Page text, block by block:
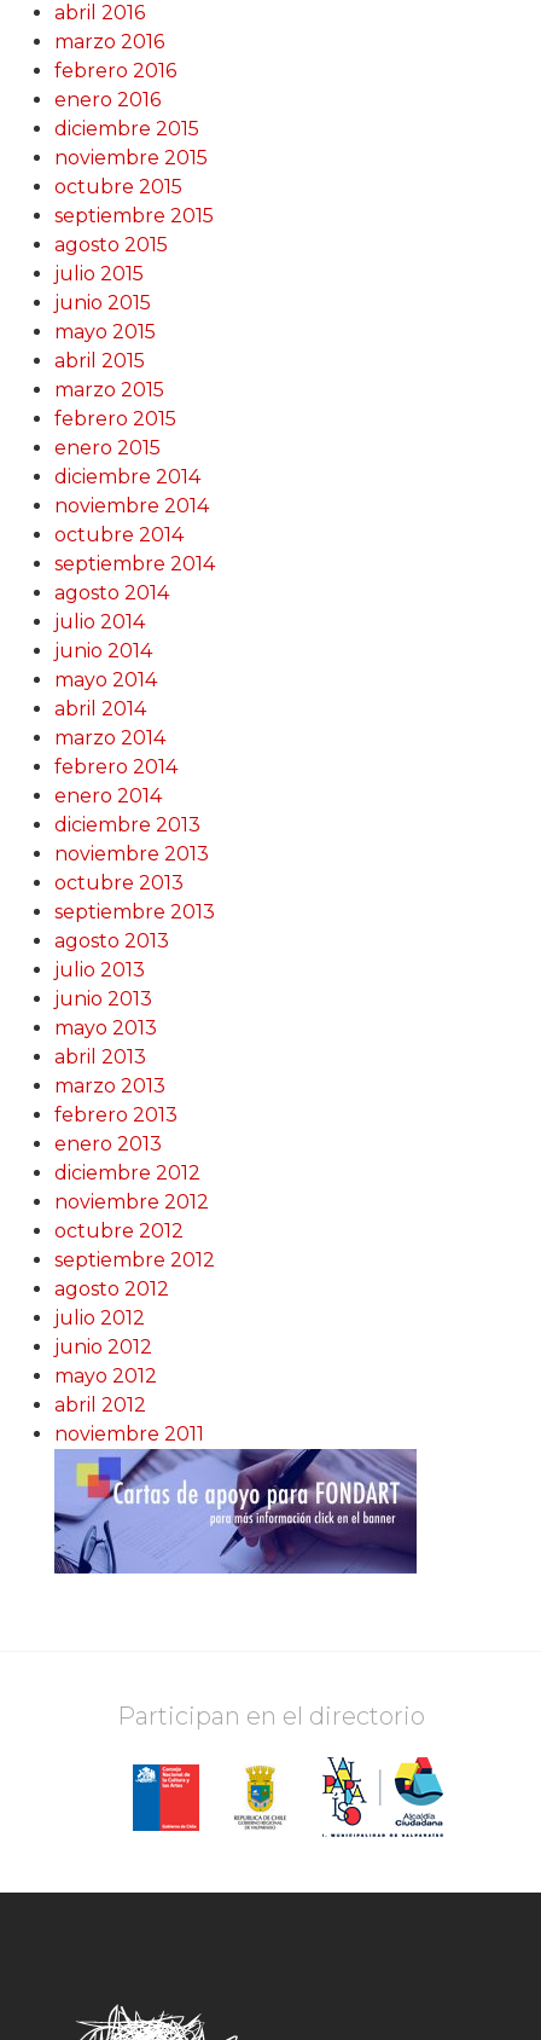
abril 2016
marzo 2016
febrero 2016
enero 2016
diciembre 2015
noviembre 2015
octubre 2015
septiembre 2015
agosto 2015
julio 2015
junio 2015
mayo 2015
abril 2015
marzo 2015
febrero 2015
enero 2015
diciembre 2014
noviembre 2014
octubre 2014
septiembre 2014
agosto 2014
julio 2014
junio 2014
mayo 2014
abril 2014
marzo 2014
febrero 2014
enero 2014
diciembre 2013
noviembre 2013
octubre 2013
septiembre 2013
agosto 2013
julio 2013
junio 2013
mayo 2013
abril 2013
marzo 2013
febrero 2013
enero 2013
diciembre 2012
noviembre 2012
octubre 2012
septiembre 2012
agosto 2012
julio 2012
junio 2012
mayo 2012
abril 2012
noviembre 2011
Participan en el directorio